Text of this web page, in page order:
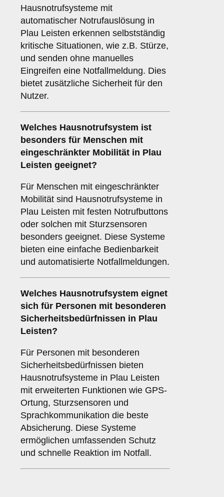
Hausnotrufsysteme mit
automatischer Notrufauslösung in
Plau Leisten erkennen selbstständig
kritische Situationen, wie z.B. Stürze,
und senden ohne manuelles
Eingreifen eine Notfallmeldung. Dies
bietet zusätzliche Sicherheit für den
Nutzer.
Welches Hausnotrufsystem ist
besonders für Menschen mit
eingeschränkter Mobilität in Plau
Leisten geeignet?
Für Menschen mit eingeschränkter
Mobilität sind Hausnotrufsysteme in
Plau Leisten mit festen Notrufbuttons
oder solchen mit Sturzsensoren
besonders geeignet. Diese Systeme
bieten eine einfache Bedienbarkeit
und automatisierte Notfallmeldungen.
Welches Hausnotrufsystem eignet
sich für Personen mit besonderen
Sicherheitsbedürfnissen in Plau
Leisten?
Für Personen mit besonderen
Sicherheitsbedürfnissen bieten
Hausnotrufsysteme in Plau Leisten
mit erweiterten Funktionen wie GPS-
Ortung, Sturzsensoren und
Sprachkommunikation die beste
Absicherung. Diese Systeme
ermöglichen umfassenden Schutz
und schnelle Reaktion im Notfall.